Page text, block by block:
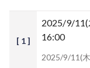
[ 1 ]
2025/9/11(
16:00
2025/9/11(